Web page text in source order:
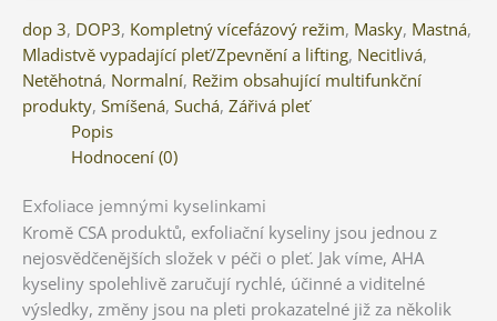
dop 3, DOP3, Kompletný vícefázový režim, Masky, Mastná,
Mladistvě vypadající pleť/Zpevnění a lifting, Necitlivá,
Netěhotná, Normalní, Režim obsahující multifunkční
produkty, Smíšená, Suchá, Zářivá pleť
Popis
Hodnocení (0)
Exfoliace jemnými kyselinkami
Kromě CSA produktů, exfoliační kyseliny jsou jednou z
nejosvědčenějších složek v péči o pleť. Jak víme, AHA
kyseliny spolehlivě zaručují rychlé, účinné a viditelné
výsledky, změny jsou na pleti prokazatelné již za několik